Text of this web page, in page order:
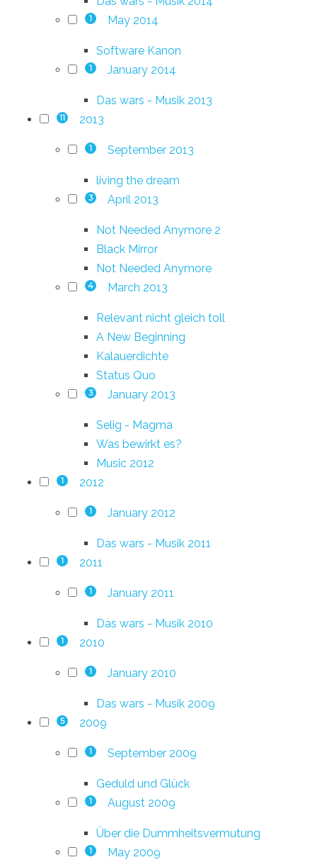
1 May 2014
Software Kanon
1 January 2014
Das wars - Musik 2013
11 2013
1 September 2013
living the dream
3 April 2013
Not Needed Anymore 2
Black Mirror
Not Needed Anymore
4 March 2013
Relevant nicht gleich toll
A New Beginning
Kalauerdichte
Status Quo
3 January 2013
Selig - Magma
Was bewirkt es?
Music 2012
1 2012
1 January 2012
Das wars - Musik 2011
1 2011
1 January 2011
Das wars - Musik 2010
1 2010
1 January 2010
Das wars - Musik 2009
5 2009
1 September 2009
Geduld und Glück
1 August 2009
Über die Dummheitsvermutung
1 May 2009